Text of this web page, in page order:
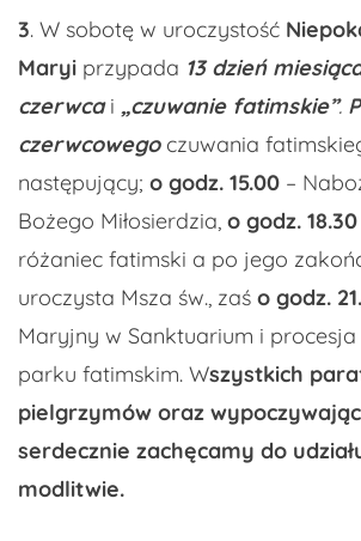
3. W sobotę w uroczystość
Maryi przypada 13 dzień
czerwcai „czuwanie fatimskie”.
czerwcowego czuwania
następujący; o godz. 15.00 –
Bożego Miłosierdzia, o godz. 18.30
różaniec fatimski a po jego
uroczysta Msza św., zaś o godz.
Maryjny w Sanktuarium i procesja
parku fatimskim. Wszystkich
pielgrzymów oraz
serdecznie zachęcamy do
modlitwie.